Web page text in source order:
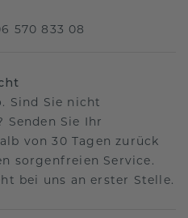
570 833 08
Sind Sie nicht
Sie Ihr
von 30 Tagen zurück
sorgenfreien Service.
bei uns an erster Stelle.